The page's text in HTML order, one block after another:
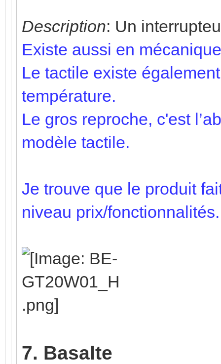
Description: Un
Existe aussi en
Le tactile existe
température.
Le gros reproche, c'est
modèle tactile.
Je trouve que le produit
niveau prix/
7. Basalte